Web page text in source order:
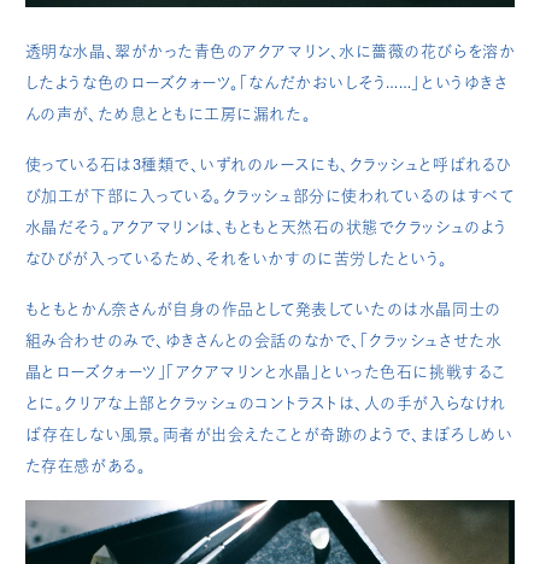
透明な水晶、翠がかった青色のアクアマリン、水に薔薇の花びらを溶か
したような色のローズクォーツ。「なんだかおいしそう……」というゆきさ
んの声が、ため息とともに工房に漏れた。
使っている石は3種類で、いずれのルースにも、クラッシュと呼ばれるひ
び加工が下部に入っている。クラッシュ部分に使われているのはすべて
水晶だそう。アクアマリンは、もともと天然石の状態でクラッシュのよう
なひびが入っているため、それをいかすのに苦労したという。
もともとかん奈さんが自身の作品として発表していたのは水晶同士の
組み合わせのみで、ゆきさんとの会話のなかで、「クラッシュさせた水
晶とローズクォーツ」「アクアマリンと水晶」といった色石に挑戦するこ
とに。クリアな上部とクラッシュのコントラストは、人の手が入らなけれ
ば存在しない風景。両者が出会えたことが奇跡のようで、まぼろしめい
た存在感がある。